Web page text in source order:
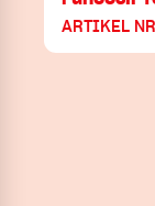
ARTIKEL